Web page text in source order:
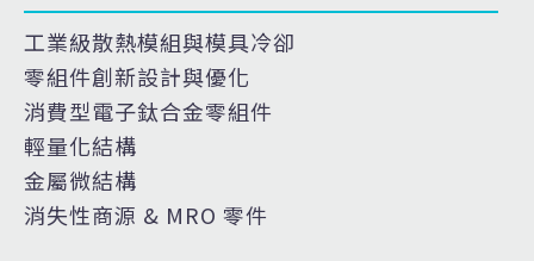
工業級散熱模組與模具冷卻
零組件創新設計與優化
消費型電子鈦合金零組件
輕量化結構
金屬微結構
消失性商源 & MRO 零件